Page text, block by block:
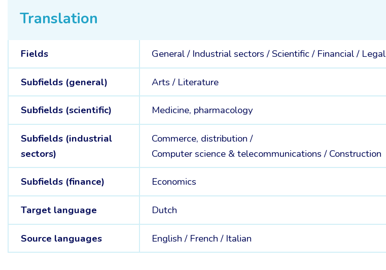
Translation
Fields General / Industrial sectors /Scientific / Financial / Legal
Subfields (general) Arts / Literature
Subfields (scientific) Medicine, pharmacology
Subfields (industrial
sectors)
Commerce, distribution /
Computer science & telecommunications /Construction
Subfields (finance) Economics
Target language Dutch
Source languages English / French / Italian